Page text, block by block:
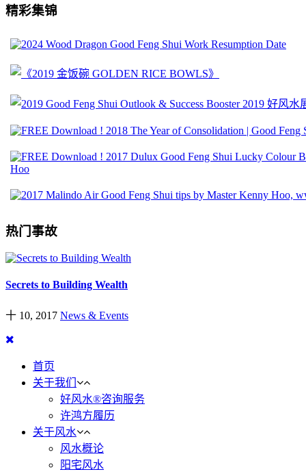
精彩集锦
热门事故
Secrets to Building Wealth
十 10, 2017 News & Events
首页
关于我们
好风水®咨询服务
许鸿方履历
关于风水
风水概论
阳宅风水